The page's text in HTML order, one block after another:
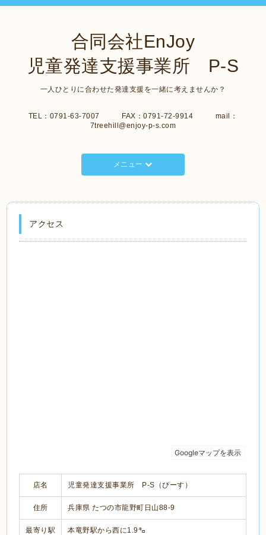
合同会社EnJoy
児童発達支援事業所 P-S
一人ひとりに合わせた発達支援を一緒に考えませんか？
TEL：0791-63-7007 FAX：0791-72-9914 mail：
7treehill@enjoy-p-s.com
メニュー
アクセス
店名 児童発達支援事業所 P-S（ぴーす）
住所 兵庫県 たつの市龍野町日山88-9
最寄り駅 本竜野駅から西に1.9㌔